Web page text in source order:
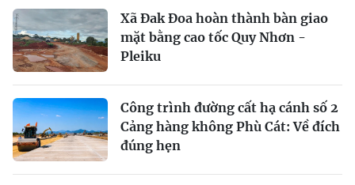
Xã Đak Đoa hoàn thành bàn giao
mặt bằng cao tốc Quy Nhơn -
Pleiku
Công trình đường cất hạ cánh số 2
Cảng hàng không Phù Cát: Về đích
đúng hẹn